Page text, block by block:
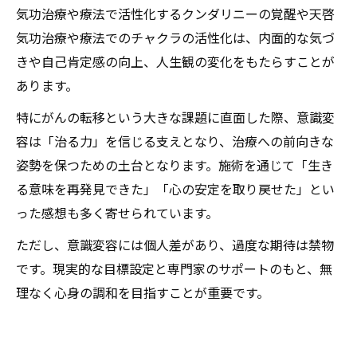
気功治療や療法で活性化するクンダリニーの覚醒や天啓
気功治療や療法でのチャクラの活性化は、内面的な気づ
きや自己肯定感の向上、人生観の変化をもたらすことが
あります。
特にがんの転移という大きな課題に直面した際、意識変
容は「治る力」を信じる支えとなり、治療への前向きな
姿勢を保つための土台となります。施術を通じて「生き
る意味を再発見できた」「心の安定を取り戻せた」とい
った感想も多く寄せられています。
ただし、意識変容には個人差があり、過度な期待は禁物
です。現実的な目標設定と専門家のサポートのもと、無
理なく心身の調和を目指すことが重要です。